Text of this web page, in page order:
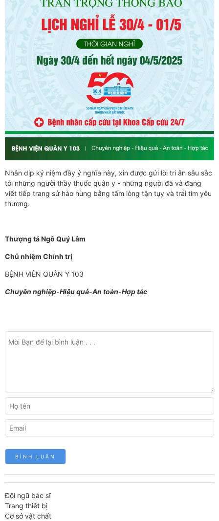
Nhân dịp kỷ niệm đầy ý nghĩa này, xin được gửi lời tri ân sâu sắc
tới những người thầy thuốc quân y - những người đã và đang
viết tiếp trang sử hào hùng bằng tấm lòng tận tụy và trái tim yêu
thương.
Thượng tá Ngô Quý Lâm
Chủ nhiệm Chính trị
BỆNH VIÊN QUÂN Y 103
Chuyên nghiệp-Hiệu quả-An toàn-Hợp tác
Đội ngũ bác sĩ
Trang thiết bị
Cơ sở vật chất